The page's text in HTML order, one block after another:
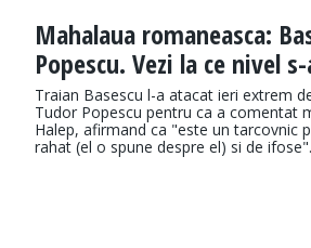
Mahalaua romaneasca:
Popescu. Vezi la ce nivel
Traian Basescu l-a atacat ieri extrem
Tudor Popescu pentru ca a comentat
Halep, afirmand ca "este un tarcovnic
rahat (el o spune despre el) si de ifose".